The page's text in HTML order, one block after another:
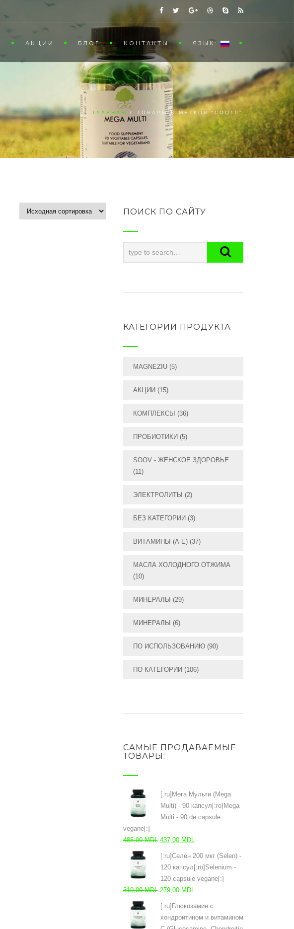
АКЦИИ БЛОГ КОНТАКТЫ ЯЗЫК:
ГЛАВНАЯ / ТОВАРЫ С МЕТКОЙ “COQ10”
ПОИСК ПО САЙТУ
КАТЕГОРИИ ПРОДУКТА
MAGNEZIU (5)
АКЦИИ (15)
КОМПЛЕКСЫ (36)
ПРОБИОТИКИ (5)
SOOV - ЖЕНСКОЕ ЗДОРОВЬЕ
(11)
ЭЛЕКТРОЛИТЫ (2)
БЕЗ КАТЕГОРИИ (3)
ВИТАМИНЫ (А-E) (37)
МАСЛА ХОЛОДНОГО ОТЖИМА
(10)
МИНЕРАЛЫ (29)
МИНЕРАЛЫ (6)
ПО ИСПОЛЬЗОВАНИЮ (90)
ПО КАТЕГОРИИ (106)
САМЫЕ ПРОДАВАЕМЫЕ
ТОВАРЫ:
[:ru]Мега Мульти (Mega
Multi) - 90 капсул[:ro]Mega
Multi - 90 de capsule
vegane[:]
485,00MDL Первоначальная
437,00 MDL
[:ru]Селен 200 мкг (Selen) -
120 капсул[:ro]Selenium -
120 capsule vegane[:]
310,00MDL Первоначальная
279,00 MDL
[:ru]Глюкозамин с
хондроитином и витамином